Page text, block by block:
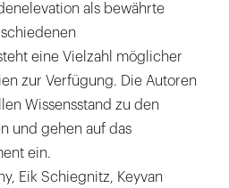
als bewährte
eine Vielzahl möglicher
zur Verfügung. Die Autoren
Wissensstand zu den
und gehen auf das
ein.
Eik Schiegnitz, Keyvan